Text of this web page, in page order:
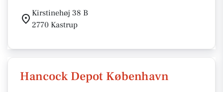
Kirstinehøj 38 B
2770 Kastrup
Hancock Depot København